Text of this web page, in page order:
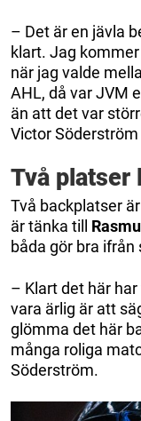
– Det är en jävla
klart. Jag
när jag valde
AHL, då var JVM
än att det var
Victor Söderström
Två platser
Två backplatser
är tänka till
båda gör bra ifrån
– Klart det här
vara ärlig är att
glömma det här
många roliga
Söderström.